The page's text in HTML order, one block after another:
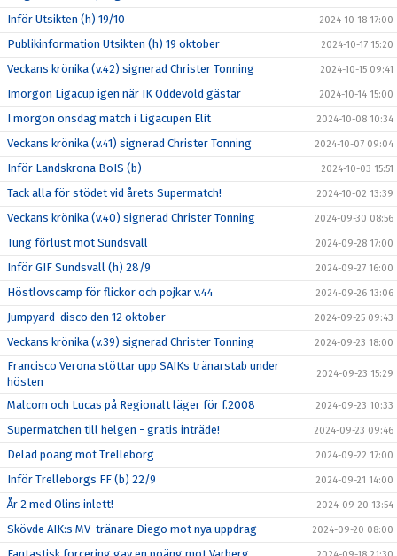
Inför Utsikten (h) 19/10 2024-10-18 17:00
Publikinformation Utsikten (h) 19 oktober 2024-10-17 15:20
Veckans krönika (v.42) signerad Christer Tonning 2024-10-15 09:41
Imorgon Ligacup igen när IK Oddevold gästar 2024-10-14 15:00
I morgon onsdag match i Ligacupen Elit 2024-10-08 10:34
Veckans krönika (v.41) signerad Christer Tonning 2024-10-07 09:04
Inför Landskrona BoIS (b) 2024-10-03 15:51
Tack alla för stödet vid årets Supermatch! 2024-10-02 13:39
Veckans krönika (v.40) signerad Christer Tonning 2024-09-30 08:56
Tung förlust mot Sundsvall 2024-09-28 17:00
Inför GIF Sundsvall (h) 28/9 2024-09-27 16:00
Höstlovscamp för flickor och pojkar v.44 2024-09-26 13:06
Jumpyard-disco den 12 oktober 2024-09-25 09:43
Veckans krönika (v.39) signerad Christer Tonning 2024-09-23 18:00
Francisco Verona stöttar upp SAIKs tränarstab under
hösten
2024-09-23 15:29
Malcom och Lucas på Regionalt läger för f.2008 2024-09-23 10:33
Supermatchen till helgen - gratis inträde! 2024-09-23 09:46
Delad poäng mot Trelleborg 2024-09-22 17:00
Inför Trelleborgs FF (b) 22/9 2024-09-21 14:00
År 2 med Olins inlett! 2024-09-20 13:54
Skövde AIK:s MV-tränare Diego mot nya uppdrag 2024-09-20 08:00